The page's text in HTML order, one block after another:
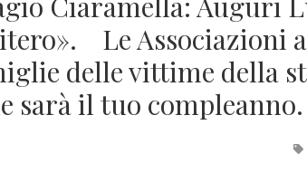
Le Associazioni
delle vittime della
sarà il tuo